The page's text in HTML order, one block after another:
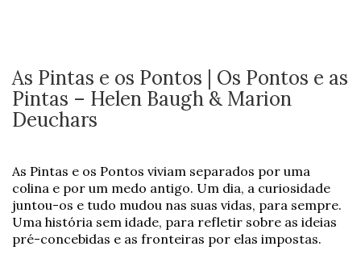
As Pintas e os Pontos | Os Pontos e as
Pintas – Helen Baugh & Marion
Deuchars
As Pintas e os Pontos viviam separados por uma
colina e por um medo antigo. Um dia, a curiosidade
juntou-os e tudo mudou nas suas vidas, para sempre.
Uma história sem idade, para refletir sobre as ideias
pré-concebidas e as fronteiras por elas impostas.